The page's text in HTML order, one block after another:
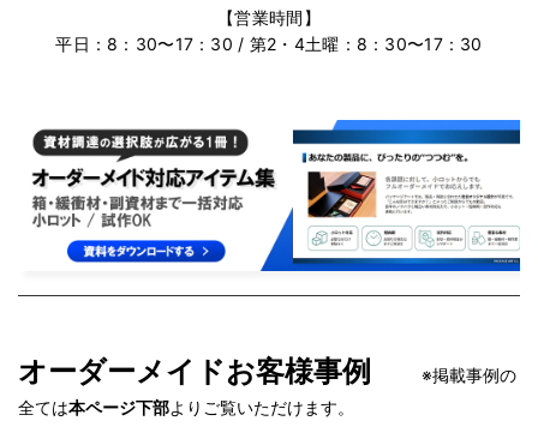
【営業時間】
平日：8：30〜17：30 / 第2・4土曜：8：30〜17：30
オーダーメイドお客様事例
※掲載事例の
全ては本ページ下部よりご覧いただけます。